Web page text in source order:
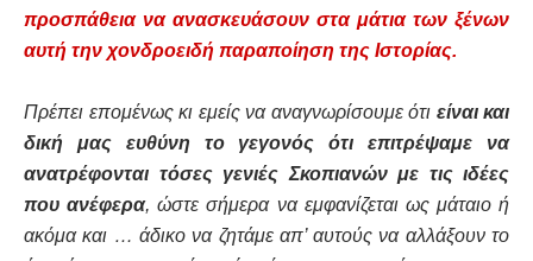
προσπάθεια να ανασκευάσουν στα μάτια των ξένων
αυτή την χονδροειδή παραποίηση της Ιστορίας.
Πρέπει επομένως κι εμείς να αναγνωρίσουμε ότι είναι και
δική μας ευθύνη το γεγονός ότι επιτρέψαμε να
ανατρέφονται τόσες γενιές Σκοπιανών με τις ιδέες
που ανέφερα, ώστε σήμερα να εμφανίζεται ως μάταιο ή
ακόμα και … άδικο να ζητάμε απ’ αυτούς να αλλάξουν το